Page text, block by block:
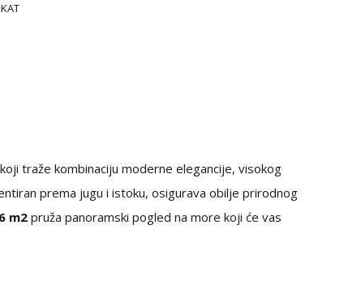
traže kombinaciju moderne elegancije, visokog
prema jugu i istoku, osigurava obilje prirodnog
m2pruža panoramski pogled na more koji će vas